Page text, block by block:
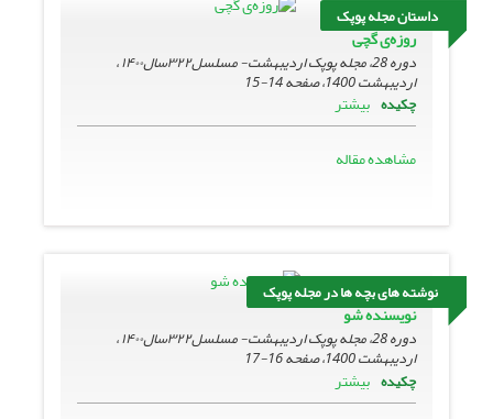
داستان مجله پوپک
روزه‌ی گچی
دوره 28، مجله پوپک اردیبهشت- مسلسل۳۲۲سال۱۴۰۰ ،
اردیبهشت 1400، صفحه
14-15
چکیده بیشتر
مشاهده مقاله
نوشته های بچه ها در مجله پوپک
نویسنده شو
دوره 28، مجله پوپک اردیبهشت- مسلسل۳۲۲سال۱۴۰۰ ،
اردیبهشت 1400، صفحه
16-17
چکیده بیشتر